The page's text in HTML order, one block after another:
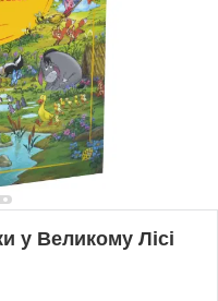
у Великому Лісі